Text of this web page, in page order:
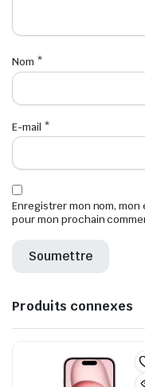
Nom *
E-mail *
Enregistrer mon nom,
pour mon prochain
Produits connexes